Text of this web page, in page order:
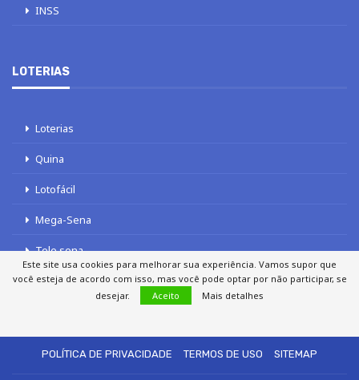
INSS
LOTERIAS
Loterias
Quina
Lotofácil
Mega-Sena
Tele sena
POLÍTICA DE PRIVACIDADE
TERMOS DE USO SITEMAP
Este site usa cookies para melhorar sua experiência. Vamos supor que
você esteja de acordo com isso, mas você pode optar por não participar, se
desejar.
Aceito Mais detalhes